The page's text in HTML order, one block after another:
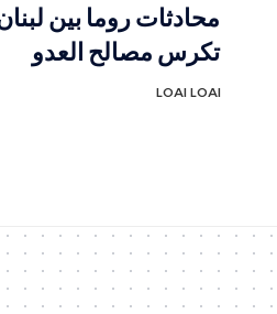
محادثات روما بين
تكرس مصالح العدو
LOAI LOAI